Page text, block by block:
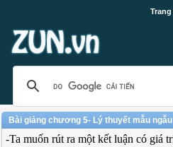
Bài giảng chương 5- Lý thuyết mẫu
-Ta muốn rút ra một kết luận có giá